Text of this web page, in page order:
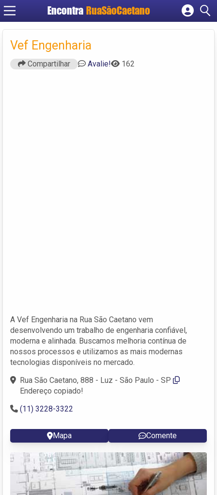
Encontra RuaSãoCaetano
Cadastrar empresa
Vef Engenharia
Compartilhar Avalie! 162
A Vef Engenharia na Rua São Caetano vem
desenvolvendo um trabalho de engenharia confiável,
moderna e alinhada. Buscamos melhoria contínua de
nossos processos e utilizamos as mais modernas
tecnologias disponíveis no mercado.
Rua São Caetano, 888 - Luz - São Paulo - SP
Endereço copiado!
(11) 3228-3322
Mapa Comente